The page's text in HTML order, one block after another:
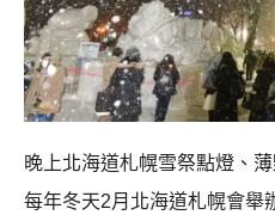
晚上北海道札幌雪祭點燈、
每年冬天2月北海道札幌會舉